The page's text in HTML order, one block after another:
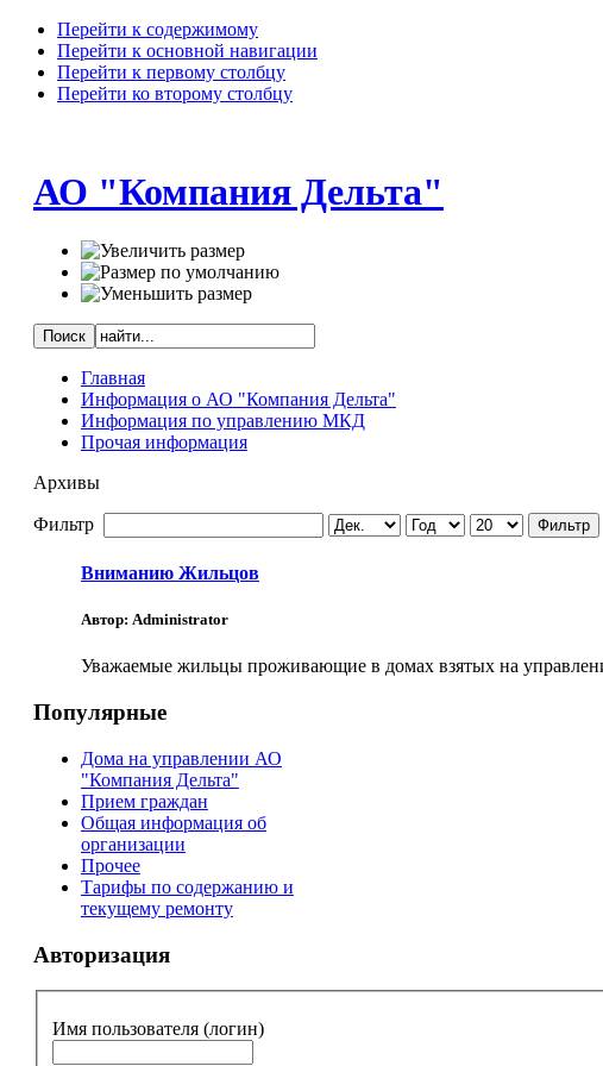
Перейти к содержимому
Перейти к основной навигации
Перейти к первому столбцу
Перейти ко второму столбцу
АО "Компания Дельта"
Главная
Информация о АО "Компания Дельта"
Информация по управлению МКД
Прочая информация
Архивы
Фильтр Фильтр
Вниманию Жильцов
Автор: Administrator
Уважаемые жильцы проживающие в домах взятых на
Популярные
Дома на управлении АО
"Компания Дельта"
Прием граждан
Общая информация об
организации
Прочее
Тарифы по содержанию и
текущему ремонту
Авторизация
Имя пользователя (логин)